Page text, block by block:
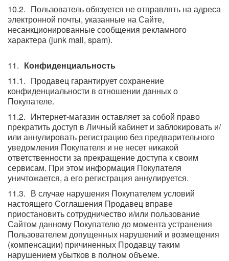
Пользователь обязуется не отправлять на адреса
электронной почты, указанные на Сайте,
несанкционированные сообщения рекламного
характера (junk mail, spam).
Конфиденциальность
Продавец гарантирует сохранение
конфиденциальности в отношении данных о
Покупателе.
Интернет-магазин оставляет за собой право
прекратить доступ в Личный кабинет и заблокировать и/
или аннулировать регистрацию без предварительного
уведомления Покупателя и не несет никакой
ответственности за прекращение доступа к своим
сервисам. При этом информация Покупателя
уничтожается, а его регистрация аннулируется.
В случае нарушения Покупателем условий
настоящего Соглашения Продавец вправе
приостановить сотрудничество и/или пользование
Сайтом данному Покупателю до момента устранения
Пользователем допущенных нарушений и возмещения
(компенсации) причиненных Продавцу таким
нарушением убытков в полном объеме.